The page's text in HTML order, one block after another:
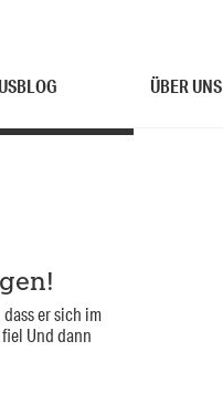
ÜBER UNS
er sich im
Und dann